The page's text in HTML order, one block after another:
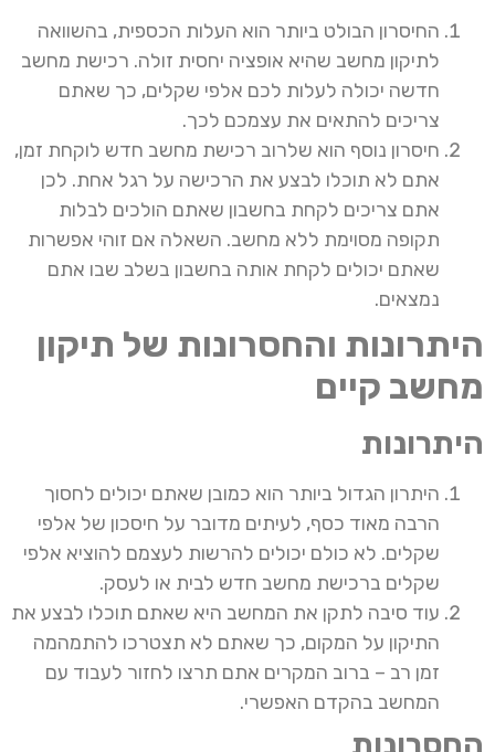
החיסרון הבולט ביותר הוא העלות הכספית, בהשוואה
לתיקון מחשב שהיא אופציה יחסית זולה. רכישת מחשב
חדשה יכולה לעלות לכם אלפי שקלים, כך שאתם
צריכים להתאים את עצמכם לכך.
חיסרון נוסף הוא שלרוב רכישת מחשב חדש לוקחת זמן,
אתם לא תוכלו לבצע את הרכישה על רגל אחת. לכן
אתם צריכים לקחת בחשבון שאתם הולכים לבלות
תקופה מסוימת ללא מחשב. השאלה אם זוהי אפשרות
שאתם יכולים לקחת אותה בחשבון בשלב שבו אתם
נמצאים.
היתרונות והחסרונות של תיקון
מחשב קיים
היתרונות
היתרון הגדול ביותר הוא כמובן שאתם יכולים לחסוך
הרבה מאוד כסף, לעיתים מדובר על חיסכון של אלפי
שקלים. לא כולם יכולים להרשות לעצמם להוציא אלפי
שקלים ברכישת מחשב חדש לבית או לעסק.
עוד סיבה לתקן את המחשב היא שאתם תוכלו לבצע את
התיקון על המקום, כך שאתם לא תצטרכו להתמהמה
זמן רב – ברוב המקרים אתם תרצו לחזור לעבוד עם
המחשב בהקדם האפשרי.